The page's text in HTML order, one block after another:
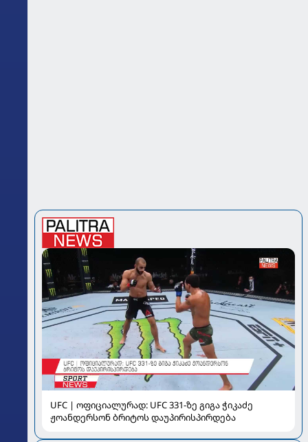
UFC | ოფიციალურად: UFC 331-ზე გიგა ჭიკაძე
ჟოანდერსონ ბრიტოს დაუპირისპირდება